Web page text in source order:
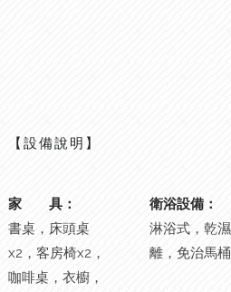
【設備說明】
家 具：
書桌，床頭桌
x2，客房椅x2，
咖啡桌，衣櫥，
衛浴設備：
淋浴式，乾
離，免治馬桶